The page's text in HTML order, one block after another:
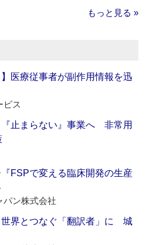
もっと見る »
医療従事者が副作用情報を迅
ビス
『止まらない』事業へ 非常用
『FSPで変える臨床開発の生産
パン株式会社
世界とつなぐ「翻訳者」に 城